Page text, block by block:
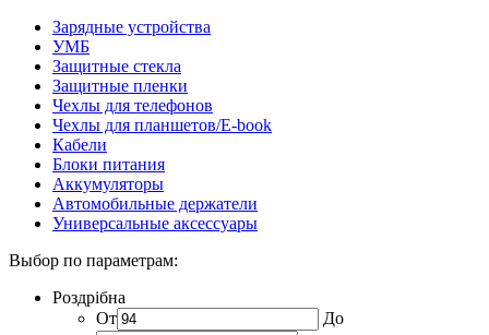
Зарядные устройства
УМБ
Защитные стекла
Защитные пленки
Чехлы для телефонов
Чехлы для планшетов/E-book
Кабели
Блоки питания
Аккумуляторы
Автомобильные держатели
Универсальные аксессуары
Выбор по параметрам:
Роздрібна
От
До